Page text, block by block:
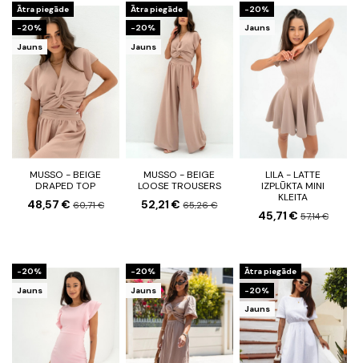
Ātra piegāde
-20%
Jauns
MUSSO - BEIGE
DRAPED TOP
48,57 € 60,71 €
Ātra piegāde
-20%
Jauns
MUSSO - BEIGE
LOOSE TROUSERS
52,21 €65,26 €
-20%
Jauns
LILA - LATTE
IZPLŪKTA MINI
KLEITA
45,71 € 57,14 €
-20%
Jauns
-20%
Jauns
Ātra piegāde
-20%
Jauns